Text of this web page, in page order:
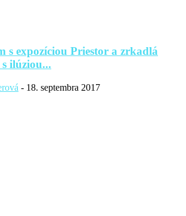
s expozíciou Priestor a zrkadlá
ilúziou...
- 18. septembra 2017